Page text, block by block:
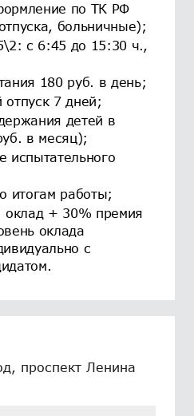
по ТК РФ
больничные);
с 6:45 до 15:30 ч.,
180 руб. в день;
7 дней;
детей в
в месяц);
испытательного
итогам работы;
оклад + 30% премия
оклада
с
проспект Ленина